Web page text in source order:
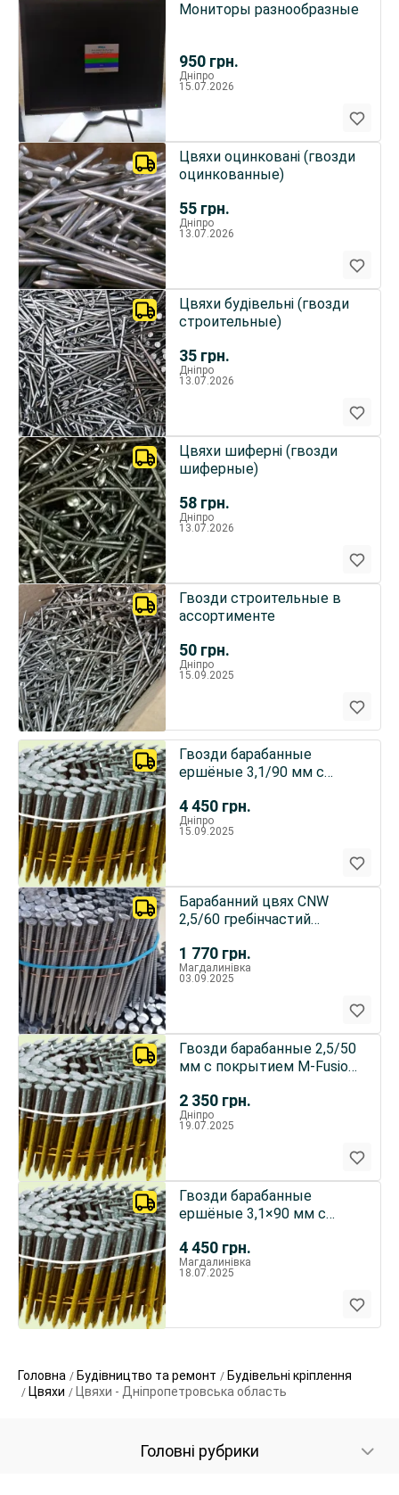
950 грн.
Мониторы разнообразные
Дніпро
15.07.2026
55 грн.
Цвяхи оцинковані (гвозди
оцинкованные)
Дніпро
13.07.2026
35 грн.
Цвяхи будівельні (гвозди
строительные)
Дніпро
13.07.2026
58 грн.
Цвяхи шиферні (гвозди
шиферные)
Дніпро
13.07.2026
50 грн.
Гвозди строительные в
ассортименте
Дніпро
15.09.2025
4 450 грн.
Гвозди барабанные
ершёные 3,1/90 мм с
2400шт
Дніпро
15.09.2025
1 770 грн.
Барабанний цвях CNW
2,5/60 гребінчастий
пиломатеріалів
Магдалинівка
03.09.2025
2 350 грн.
Гвозди барабанные 2,5/50
мм с покрытием M-Fusion
Дніпро
19.07.2025
4 450 грн.
Гвозди барабанные
ершёные 3,1×90 мм с
2400шт
Магдалинівка
18.07.2025
Головна Будівництво та ремонт
Будівельні кріплення
Цвяхи
Цвяхи - Дніпропетровська область
Головні рубрики